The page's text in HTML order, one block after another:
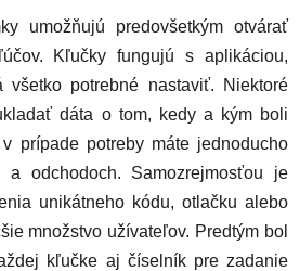
umožňujú predovšetkým otvárať
Kľučky fungujú s aplikáciou,
všetko potrebné nastaviť.
Niektoré
dáta o tom, kedy a kým boli
prípade potreby máte jednoducho
a odchodoch. Samozrejmosťou je
unikátneho kódu, otlačku alebo
množstvo užívateľov. Predtým bol
kľučke aj číselník pre zadanie